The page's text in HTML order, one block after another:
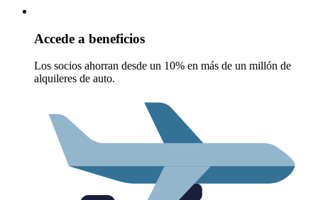
Accede a beneficios
Los socios ahorran desde un 10% en más de un millón de
alquileres de auto.